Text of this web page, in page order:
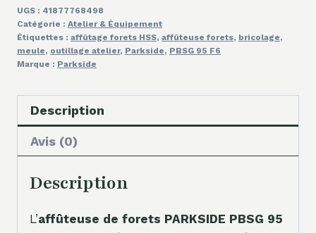
UGS : 41877768498
Catégorie : Atelier & Équipement
Étiquettes : affûtage forets HSS, affûteuse forets, bricolage,
meule, outillage atelier, Parkside, PBSG 95 F6
Marque : Parkside
Description
Avis (0)
Description
L’affûteuse de forets PARKSIDE PBSG 95